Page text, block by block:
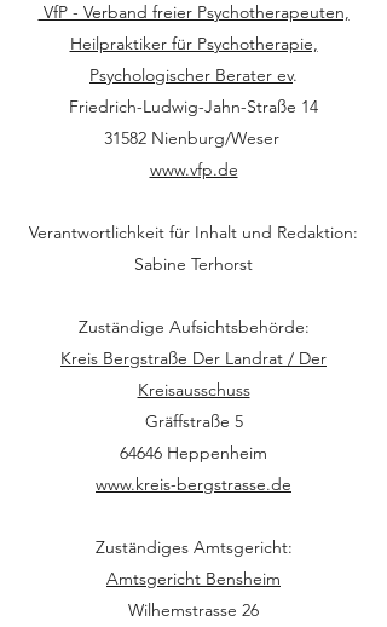
VfP - Verband freier Psychotherapeuten,
Heilpraktiker für Psychotherapie,
Psychologischer Berater ev.
Friedrich-Ludwig-Jahn-Straße 14
31582 Nienburg/Weser
www.vfp.de
Verantwortlichkeit für Inhalt und Redaktion:
Sabine Terhorst
Zuständige Aufsichtsbehörde:
Kreis Bergstraße Der Landrat / Der
Kreisausschuss
Gräffstraße 5
64646 Heppenheim
www.kreis-bergstrasse.de
Zuständiges Amtsgericht:
Amtsgericht Bensheim
Wilhemstrasse 26